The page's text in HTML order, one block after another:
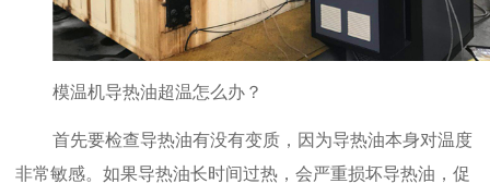
模温机导热油超温怎么办？
首先要检查导热油有没有变质，因为导热油本身对温度
非常敏感。如果导热油长时间过热，会严重损坏导热油，促